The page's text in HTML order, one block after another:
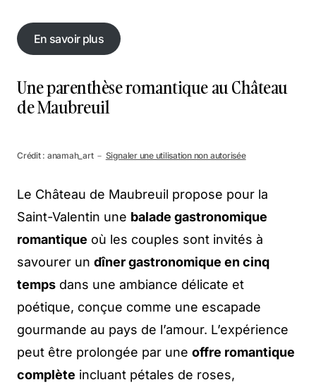
En savoir plus
Une parenthèse romantique au Château
de Maubreuil
Crédit : anamah_art － Signaler une utilisation non autorisée
Le Château de Maubreuil propose pour la
Saint-Valentin une balade gastronomique
romantique où les couples sont invités à
savourer un dîner gastronomique en cinq
temps dans une ambiance délicate et
poétique, conçue comme une escapade
gourmande au pays de l’amour. L’expérience
peut être prolongée par une offre romantique
complète incluant pétales de roses,